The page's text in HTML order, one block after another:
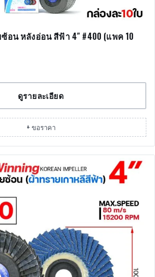
ซ้อน หลังอ่อน สีฟ้า 4″ #400 (แพค 10
ดูรายละเอียด
+ ขอราคา